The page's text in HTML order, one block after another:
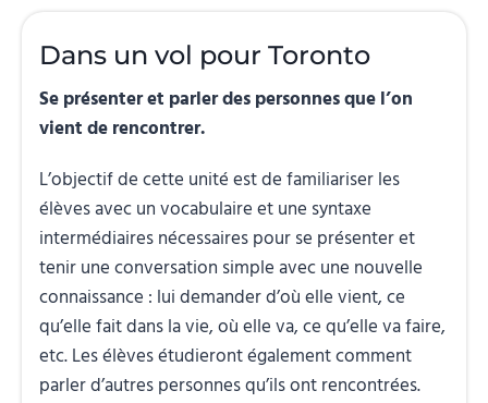
Dans un vol pour Toronto
Se présenter et parler des personnes que l’on
vient de rencontrer.
L’objectif de cette unité est de familiariser les
élèves avec un vocabulaire et une syntaxe
intermédiaires nécessaires pour se présenter et
tenir une conversation simple avec une nouvelle
connaissance : lui demander d’où elle vient, ce
qu’elle fait dans la vie, où elle va, ce qu’elle va faire,
etc. Les élèves étudieront également comment
parler d’autres personnes qu’ils ont rencontrées.